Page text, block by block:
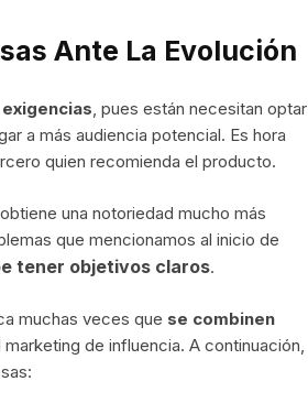
Ante La Evolución
, pues están necesitan optar
a más audiencia potencial. Es hora
quien recomienda el producto.
una notoriedad mucho más
que mencionamos al inicio de
tener objetivos claros.
muchas veces que se combinen
de influencia. A continuación,